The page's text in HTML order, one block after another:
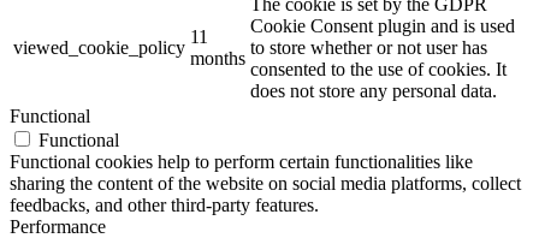
viewed_cookie_policy
11
months
Cookie Consent plugin and is used
to store whether or not user has
consented to the use of cookies. It
does not store any personal data.
Functional
Functional
Functional cookies help to perform certain functionalities like
sharing the content of the website on social media platforms, collect
feedbacks, and other third-party features.
Performance